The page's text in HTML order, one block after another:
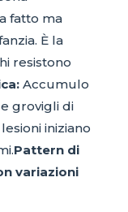
fatto ma
È la
resistono
Accumulo
grovigli di
iniziano
Pattern di
variazioni